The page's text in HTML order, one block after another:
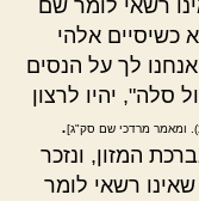
רשאי לומר שם
כשיסיים אלהי
לך על הנסים
סלה", יהיו לרצון
ומאמר מרדכי שם סק"ג].
המזון, ונזכר
רשאי לומר